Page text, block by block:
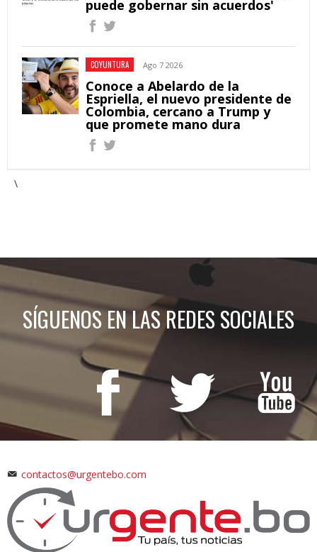
puede gobernar sin acuerdos'
COYUNTURA Ago 7 2026
Conoce a Abelardo de la
Espriella, el nuevo presidente de
Colombia, cercano a Trump y
que promete mano dura
\
SÍGUENOS EN LAS REDES SOCIALES
contactos@urgentebo.com